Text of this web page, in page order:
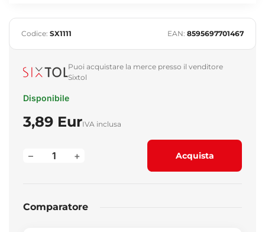
Codice: SX1111 EAN: 8595697701467
Puoi acquistare la merce presso il venditore
Sixtol
Disponibile
3,89 EurIVA inclusa
+
– Acquista
Comparatore